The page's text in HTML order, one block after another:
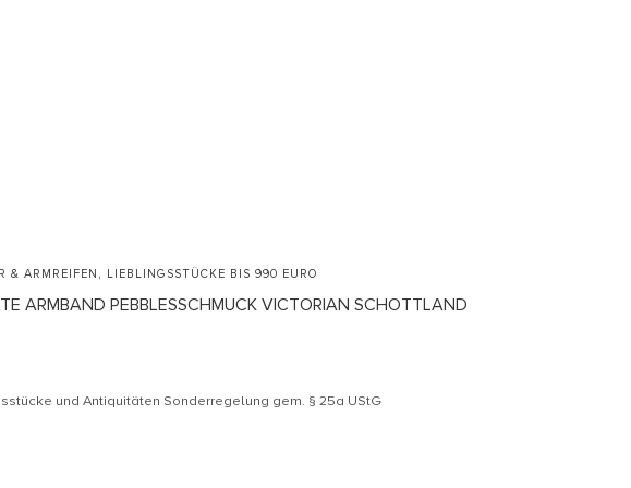
& ARMREIFEN , LIEBLINGSSTÜCKE BIS 990 EURO
ARMBAND PEBBLESSCHMUCK VICTORIAN SCHOTTLAND
und Antiquitäten Sonderregelung gem. § 25a UStG